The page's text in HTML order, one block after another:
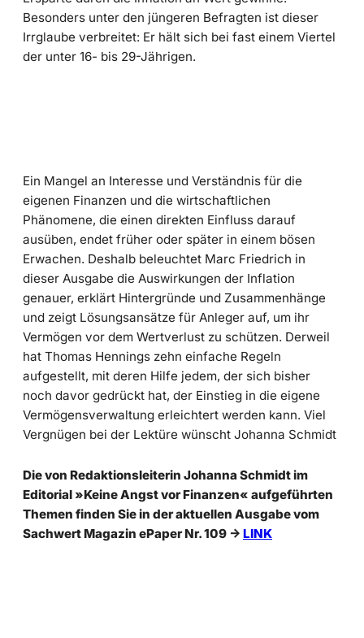
Besonders unter den jüngeren Befragten ist dieser
Irrglaube verbreitet: Er hält sich bei fast einem Viertel
der unter 16- bis 29-Jährigen.
Ein Mangel an Interesse und Verständnis für die
eigenen Finanzen und die wirtschaftlichen
Phänomene, die einen direkten Einfluss darauf
ausüben, endet früher oder später in einem bösen
Erwachen. Deshalb beleuchtet Marc Friedrich in
dieser Ausgabe die Auswirkungen der Inflation
genauer, erklärt Hintergründe und Zusammenhänge
und zeigt Lösungsansätze für Anleger auf, um ihr
Vermögen vor dem Wertverlust zu schützen. Derweil
hat Thomas Hennings zehn einfache Regeln
aufgestellt, mit deren Hilfe jedem, der sich bisher
noch davor gedrückt hat, der Einstieg in die eigene
Vermögensverwaltung erleichtert werden kann. Viel
Vergnügen bei der Lektüre wünscht Johanna Schmidt
Die von Redaktionsleiterin Johanna Schmidt im
Editorial »Keine Angst vor Finanzen« aufgeführten
Themen finden Sie in der aktuellen Ausgabe vom
Sachwert Magazin ePaper Nr. 109 -> LINK